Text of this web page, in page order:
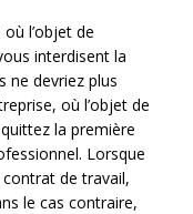
l’objet de
interdisent la
ne devriez plus
où l’objet de
la première
Lorsque
de travail,
le cas contraire,